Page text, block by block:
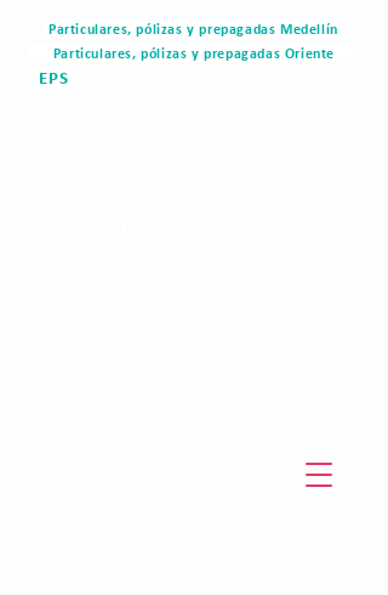
Particulares, pólizas y prepagadas Medellín
Particulares, pólizas y prepagadas Oriente
EPS